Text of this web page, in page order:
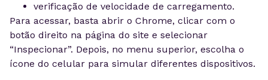
verificação de velocidade de carregamento.
Para acessar, basta abrir o Chrome, clicar com o
botão direito na página do site e selecionar
“Inspecionar”. Depois, no menu superior, escolha o
ícone do celular para simular diferentes dispositivos.